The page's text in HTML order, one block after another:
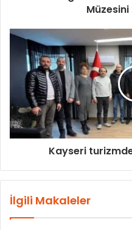
Kayseri
İlgili Makaleler